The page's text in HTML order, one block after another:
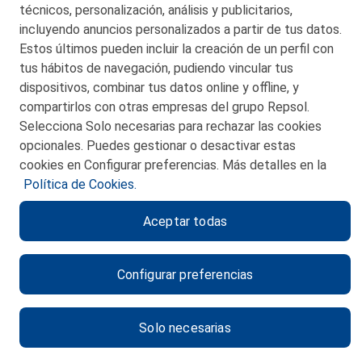
CONTACTO
MAPA WEB
POLITICA DE PRIVACIDAD
POLITICA DE COOKIES
CANAL DE ÉTICA
técnicos, personalización, análisis y publicitarios,
incluyendo anuncios personalizados a partir de tus datos.
Estos últimos pueden incluir la creación de un perfil con
tus hábitos de navegación, pudiendo vincular tus
dispositivos, combinar tus datos online y offline, y
compartirlos con otras empresas del grupo Repsol.
Selecciona Solo necesarias para rechazar las cookies
opcionales. Puedes gestionar o desactivar estas
cookies en Configurar preferencias. Más detalles en la
Política de Cookies.
Configurar preferencias
Solo necesarias
Aceptar todas